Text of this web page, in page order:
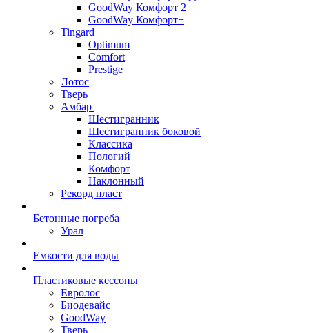
GoodWay Комфорт 2
GoodWay Комфорт+
Tingard
Optimum
Comfort
Prestige
Лотос
Тверь
Амбар
Шестигранник
Шестигранник боковой
Классика
Пологий
Комфорт
Наклонный
Рекорд пласт
Бетонные погреба
Урал
Емкости для воды
Пластиковые кессоны
Евролос
Биодевайс
GoodWay
Тверь